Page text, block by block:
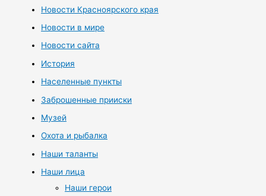
Новости Красноярского края
Новости в мире
Новости сайта
История
Населенные пункты
Заброшенные прииски
Музей
Охота и рыбалка
Наши таланты
Наши лица
Наши герои